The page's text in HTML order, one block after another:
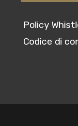
Policy
Codice di